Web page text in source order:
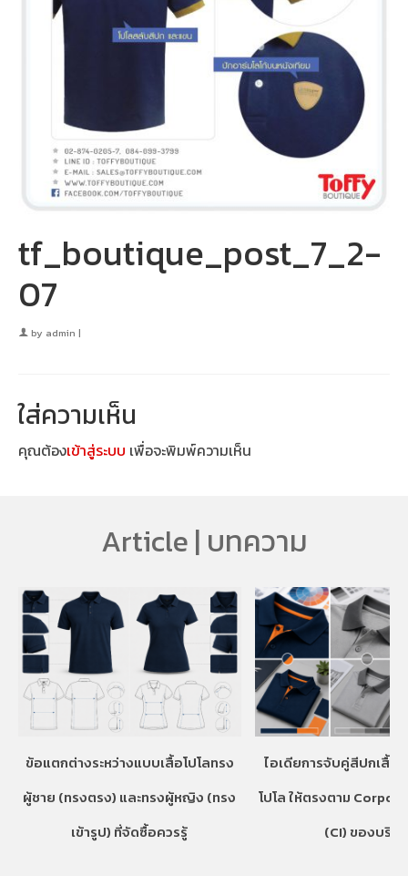
tf_boutique_post_7_2-
07
by admin |
ใส่ความเห็น
คุณต้องเข้าสู่ระบบ เพื่อจะพิมพ์ความเห็น
Article | บทความ
ข้อแตกต่างระหว่างแบบเสื้อโปโลทรง
ผู้ชาย (ทรงตรง) และทรงผู้หญิง (ทรง
เข้ารูป) ที่จัดซื้อควรรู้
ไอเดียการจับคู่สีปกเสื้อ
โปโล ให้ตรงตาม
(CI) ของบริษัท